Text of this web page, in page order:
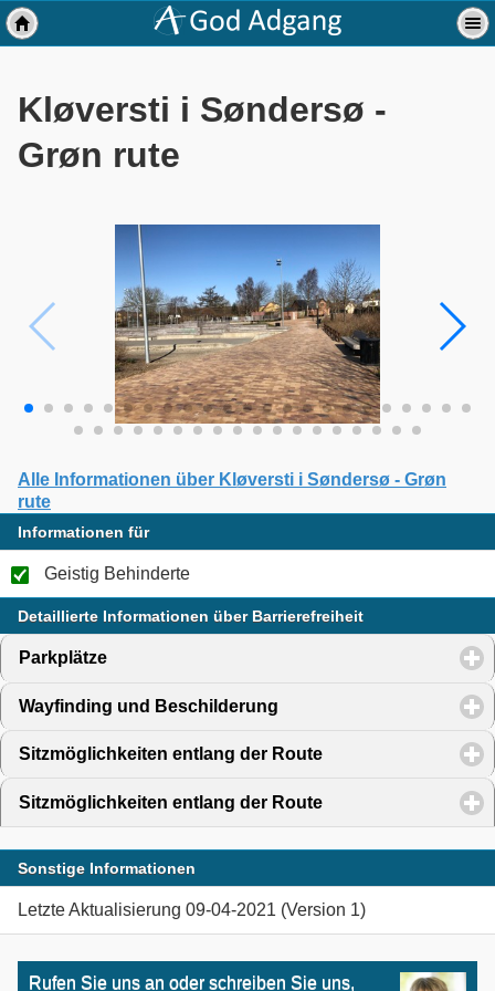
Kløversti i Søndersø -
Grøn rute
Alle Informationen über Kløversti i Søndersø - Grøn
rute
Informationen für
Geistig Behinderte
Detaillierte Informationen über Barrierefreiheit
Parkplätze
Wayfinding und Beschilderung click to expand contents
Sitzmöglichkeiten entlang der Route click to expand
Sitzmöglichkeiten entlang der Route click to expand
Sonstige Informationen
Letzte Aktualisierung 09-04-2021 (Version 1)
Rufen Sie uns an oder schreiben Sie uns,